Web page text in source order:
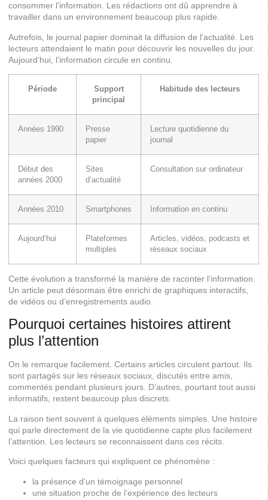
consommer l’information. Les rédactions ont dû apprendre à
travailler dans un environnement beaucoup plus rapide.
Autrefois, le journal papier dominait la diffusion de l’actualité. Les
lecteurs attendaient le matin pour découvrir les nouvelles du jour.
Aujourd’hui, l’information circule en continu.
Période
Support
principal
Habitude des lecteurs
Années 1990
Presse
papier
Lecture quotidienne du
journal
Début des
années 2000
Sites
d’actualité
Consultation sur ordinateur
Années 2010 Smartphones Information en continu
Aujourd’hui
Plateformes
multiples
Articles, vidéos, podcasts et
réseaux sociaux
Cette évolution a transformé la manière de raconter l’information.
Un article peut désormais être enrichi de graphiques interactifs,
de vidéos ou d’enregistrements audio.
Pourquoi certaines histoires attirent
plus l’attention
On le remarque facilement. Certains articles circulent partout. Ils
sont partagés sur les réseaux sociaux, discutés entre amis,
commentés pendant plusieurs jours. D’autres, pourtant tout aussi
informatifs, restent beaucoup plus discrets.
La raison tient souvent à quelques éléments simples. Une histoire
qui parle directement de la vie quotidienne capte plus facilement
l’attention. Les lecteurs se reconnaissent dans ces récits.
Voici quelques facteurs qui expliquent ce phénomène :
la présence d’un témoignage personnel
une situation proche de l’expérience des lecteurs